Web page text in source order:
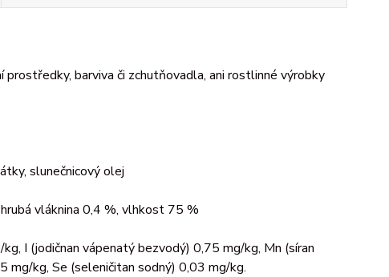
barviva či zchutňovadla, ani rostlinné výrobky
slunečnicový olej
vláknina 0,4 %, vlhkost 75 %
I (jodičnan vápenatý bezvodý) 0,75 mg/kg, Mn (síran
mg/kg, Se (seleničitan sodný) 0,03 mg/kg.